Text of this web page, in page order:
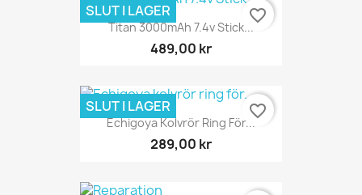
Titan 3000mAh 7.4v Stick...
489,00 kr
SLUT I LAGER favorite_border
Echigoya Kolvrör Ring För...
289,00 kr
SLUT I LAGER favorite_border